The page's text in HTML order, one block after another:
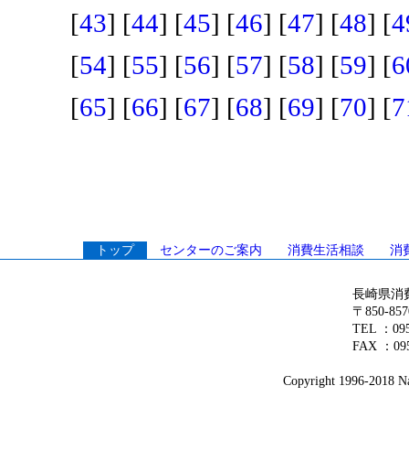
[43] [44] [45] [46] [47] [48] [
[54] [55] [56] [57] [58] [59] [
[65] [66] [67] [68] [69] [70] [
トップ センターのご案内 消費生活相談 消
長崎県消
〒850-
TEL ：
FAX ：
Copyright 1996-2018